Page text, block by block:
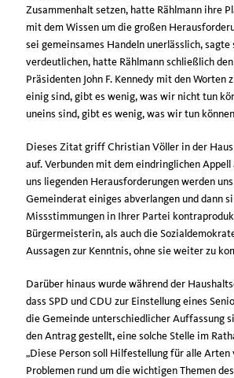
Zusammenhalt setzen, hatte Rählmann ihre
mit dem Wissen um die großen
sei gemeinsames Handeln unerlässlich, sagte
verdeutlichen, hatte Rählmann schließlich
Präsidenten John F. Kennedy mit den Worten
einig sind, gibt es wenig, was wir nicht tun
uneins sind, gibt es wenig, was wir tun
Dieses Zitat griff Christian Völler in der
auf. Verbunden mit dem eindringlichen Appell
uns liegenden Herausforderungen werden
Gemeinderat einiges abverlangen und dann
Missstimmungen in Ihrer Partei
Bürgermeisterin, als auch die
Aussagen zur Kenntnis, ohne sie weiter zu
Darüber hinaus wurde während der
dass SPD und CDU zur Einstellung eines
die Gemeinde unterschiedlicher Auffassung
den Antrag gestellt, eine solche Stelle im
Diese Person soll Hilfestellung für alle Arten
Problemen rund um die wichtigen Themen